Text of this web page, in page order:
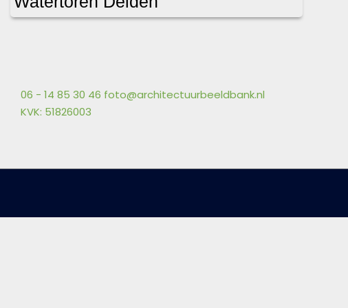
06 - 14 85 30 46 foto@architectuurbeeldbank.nl
KVK: 51826003